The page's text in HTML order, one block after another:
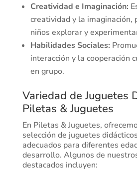
Creatividad e Imaginación:
creatividad y la imaginación,
niños explorar y
Habilidades Sociales:
interacción y la cooperación
en grupo.
Variedad de Juguetes
Piletas & Juguetes
En Piletas & Juguetes,
selección de juguetes
adecuados para diferentes
desarrollo. Algunos de
destacados incluyen: